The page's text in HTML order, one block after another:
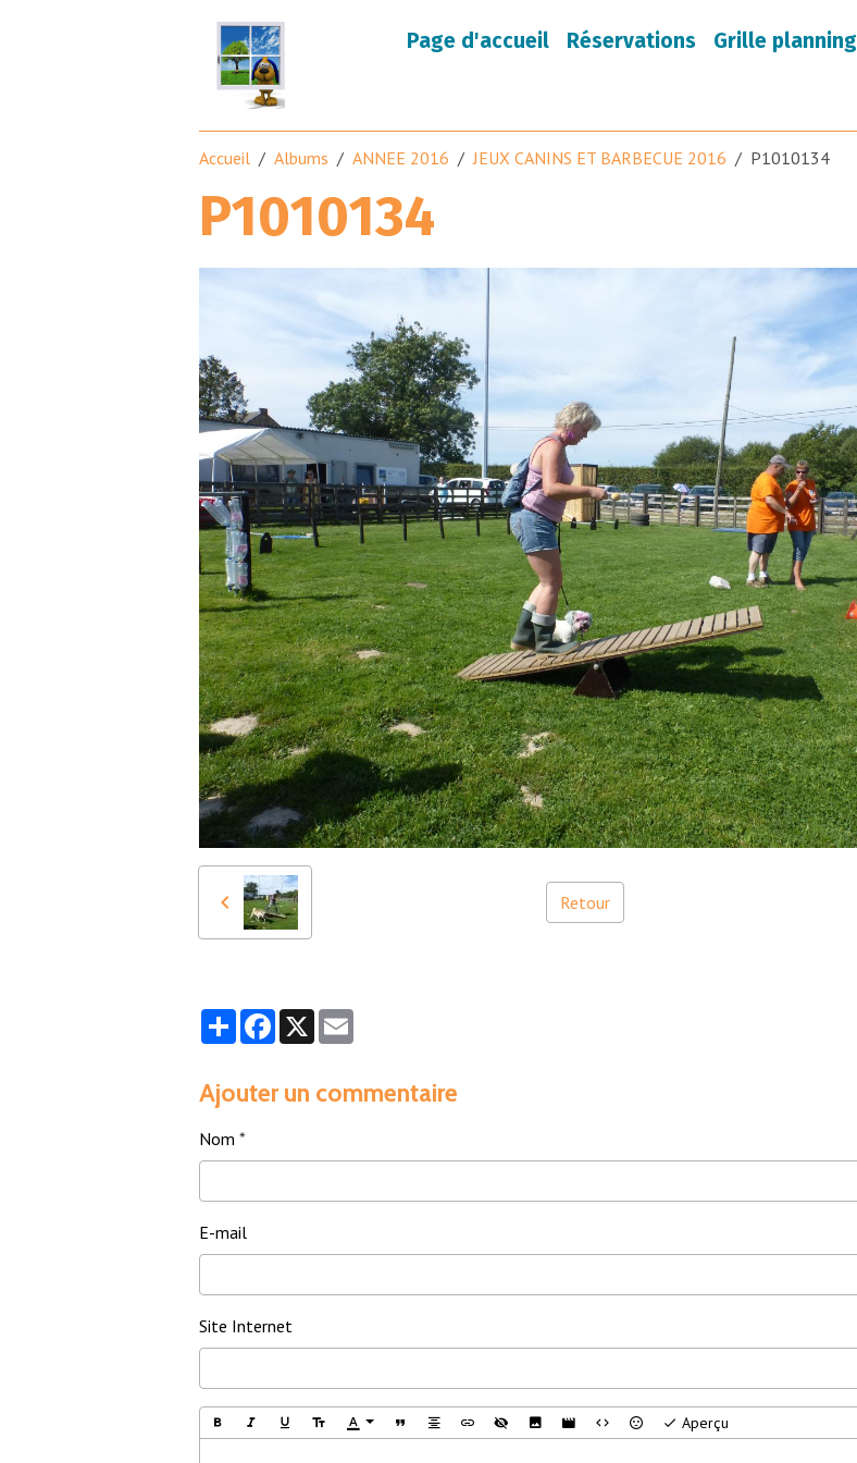
Page d'accueil Réservations Grille planning
Accueil Albums ANNEE 2016 JEUX CANINS ET BARBECUE 2016 P1010134
P1010134
Retour
PartagerFacebook
X
Ajouter un commentaire
Nom
E-mail
Site Internet
Aperçu